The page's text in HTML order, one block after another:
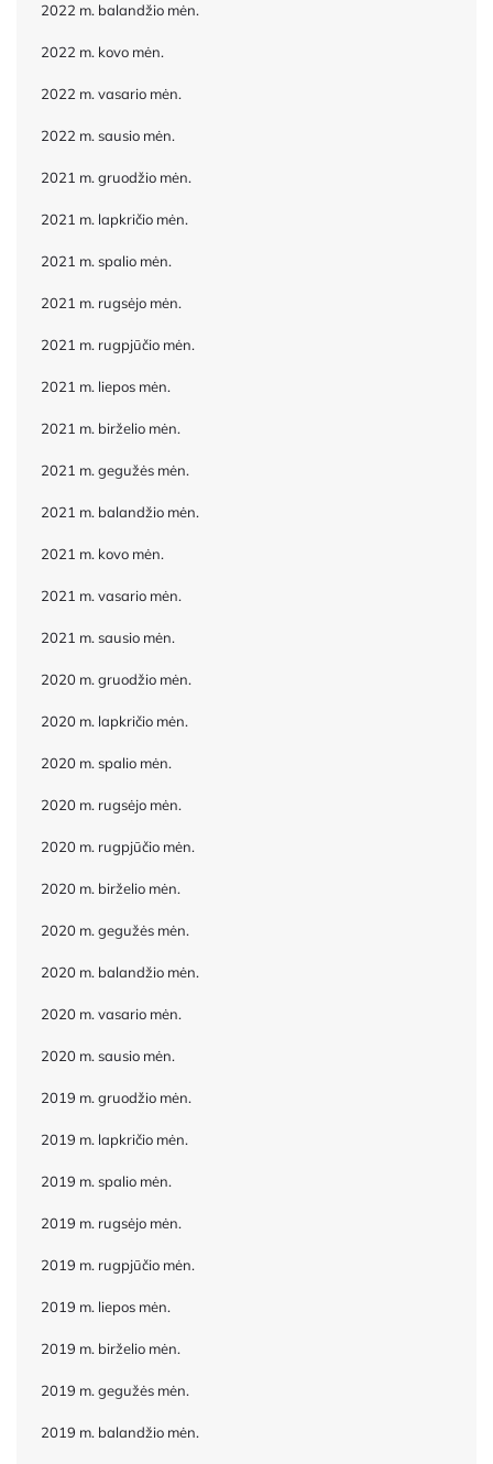
2022 m. balandžio mėn.
2022 m. kovo mėn.
2022 m. vasario mėn.
2022 m. sausio mėn.
2021 m. gruodžio mėn.
2021 m. lapkričio mėn.
2021 m. spalio mėn.
2021 m. rugsėjo mėn.
2021 m. rugpjūčio mėn.
2021 m. liepos mėn.
2021 m. birželio mėn.
2021 m. gegužės mėn.
2021 m. balandžio mėn.
2021 m. kovo mėn.
2021 m. vasario mėn.
2021 m. sausio mėn.
2020 m. gruodžio mėn.
2020 m. lapkričio mėn.
2020 m. spalio mėn.
2020 m. rugsėjo mėn.
2020 m. rugpjūčio mėn.
2020 m. birželio mėn.
2020 m. gegužės mėn.
2020 m. balandžio mėn.
2020 m. vasario mėn.
2020 m. sausio mėn.
2019 m. gruodžio mėn.
2019 m. lapkričio mėn.
2019 m. spalio mėn.
2019 m. rugsėjo mėn.
2019 m. rugpjūčio mėn.
2019 m. liepos mėn.
2019 m. birželio mėn.
2019 m. gegužės mėn.
2019 m. balandžio mėn.